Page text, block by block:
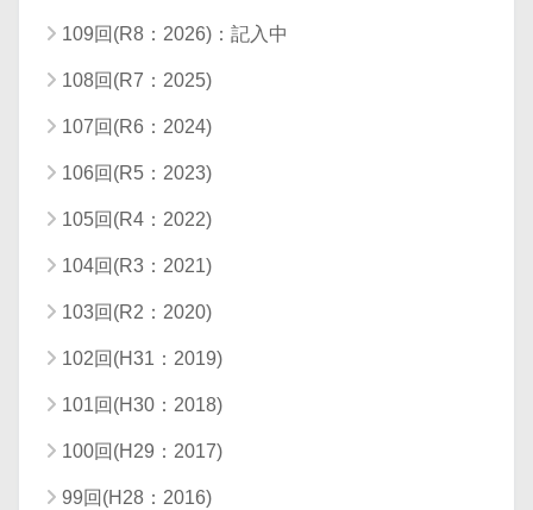
109回(R8：2026)：記入中
108回(R7：2025)
107回(R6：2024)
106回(R5：2023)
105回(R4：2022)
104回(R3：2021)
103回(R2：2020)
102回(H31：2019)
101回(H30：2018)
100回(H29：2017)
99回(H28：2016)